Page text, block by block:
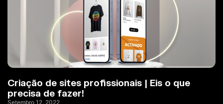
Criação de sites profissionais | Eis o que
precisa de fazer!
Setembro 12, 2022